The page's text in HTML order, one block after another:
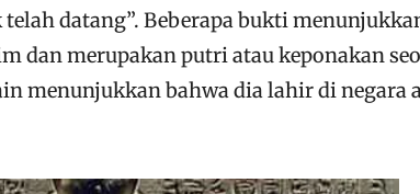
datang”. Beberapa bukti
dan merupakan putri atau keponakan
menunjukkan bahwa dia lahir di negara